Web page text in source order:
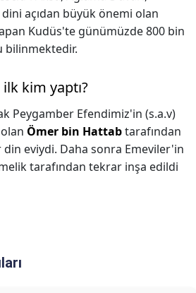
açıdan büyük önemi olan
Kudüs'te günümüzde 800 bin
bilinmektedir.
kim yaptı?
Peygamber Efendimiz'in (s.a.v)
Ömer bin Hattabtarafından
eviydi. Daha sonra Emeviler'in
tarafından tekrar inşa edildi